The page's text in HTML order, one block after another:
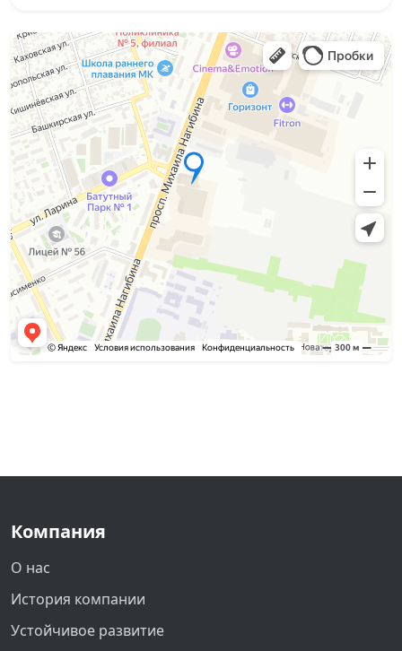
Компания
О нас
История компании
Устойчивое развитие